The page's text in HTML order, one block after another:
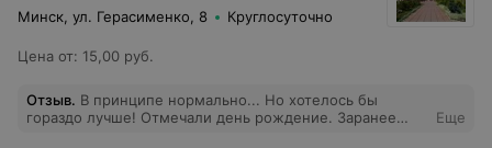
Минск, ул. Герасименко, 8 Круглосуточно
Цена от: 15,00 руб.
Отзыв. В принципе нормально... Но хотелось бы
гораздо лучше! Отмечали день рождение. Заранее
Еще